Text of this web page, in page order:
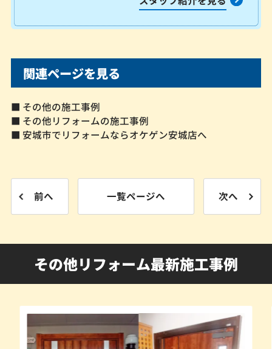
関連ページを見る
■ その他の施工事例
■ その他リフォームの施工事例
■ 安城市でリフォームならオケゲン安城店へ
前へ 一覧ページへ 次へ
その他リフォーム最新施工事例